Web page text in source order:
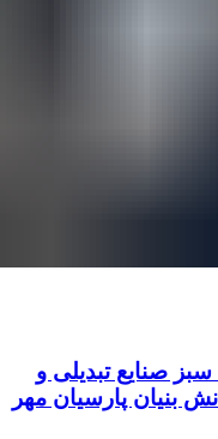
صنایع تبدیلی و
بنیان پارسیان مهر